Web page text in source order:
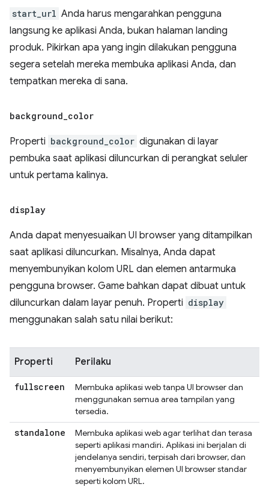
start_url Anda harus mengarahkan pengguna
langsung ke aplikasi Anda, bukan halaman landing
produk. Pikirkan apa yang ingin dilakukan pengguna
segera setelah mereka membuka aplikasi Anda, dan
tempatkan mereka di sana.
background_color
Properti background_color digunakan di layar
pembuka saat aplikasi diluncurkan di perangkat seluler
untuk pertama kalinya.
display
Anda dapat menyesuaikan UI browser yang ditampilkan
saat aplikasi diluncurkan. Misalnya, Anda dapat
menyembunyikan kolom URL dan elemen antarmuka
pengguna browser. Game bahkan dapat dibuat untuk
diluncurkan dalam layar penuh. Properti display
menggunakan salah satu nilai berikut:
Properti Perilaku
fullscreen
Membuka aplikasi web tanpa UI browser dan
menggunakan semua area tampilan yang
tersedia.
standalone
Membuka aplikasi web agar terlihat dan terasa
seperti aplikasi mandiri. Aplikasi ini berjalan di
jendelanya sendiri, terpisah dari browser, dan
menyembunyikan elemen UI browser standar
seperti kolom URL.